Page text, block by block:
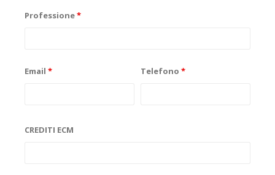
Professione*
Email * Telefono *
CREDITI ECM